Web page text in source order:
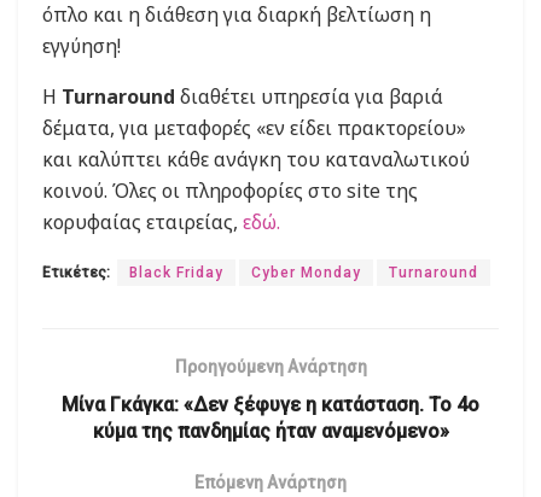
όπλο και η διάθεση για διαρκή βελτίωση η
εγγύηση!
Η Turnaround διαθέτει υπηρεσία για βαριά
δέματα, για μεταφορές «εν είδει πρακτορείου»
και καλύπτει κάθε ανάγκη του καταναλωτικού
κοινού. Όλες οι πληροφορίες στο site της
κορυφαίας εταιρείας, εδώ.
Ετικέτες: Black Friday Cyber Monday Turnaround
Προηγούμενη Ανάρτηση
Μίνα Γκάγκα: «Δεν ξέφυγε η κατάσταση. Το 4ο
κύμα της πανδημίας ήταν αναμενόμενο»
Επόμενη Ανάρτηση